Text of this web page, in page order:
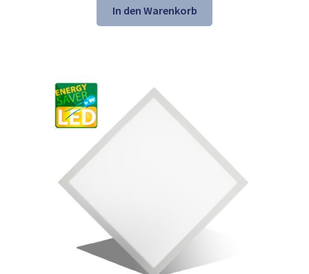
war:
214,95 €
ist:
99,99 €.
In den Warenkorb